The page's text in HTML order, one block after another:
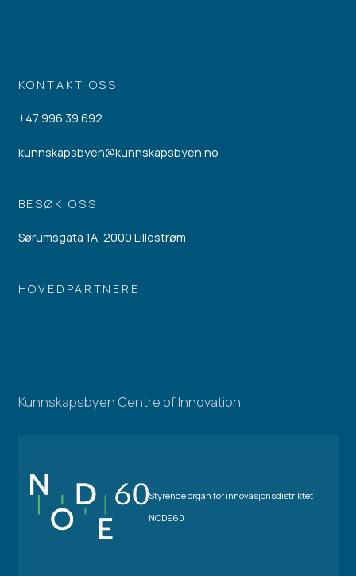
KONTAKT OSS
+47 996 39 692
kunnskapsbyen@kunnskapsbyen.no
BESØK OSS
Sørumsgata 1A, 2000 Lillestrøm
HOVEDPARTNERE
Kunnskapsbyen Centre of Innovation
Styrende organ for innovasjonsdistriktet
NODE60